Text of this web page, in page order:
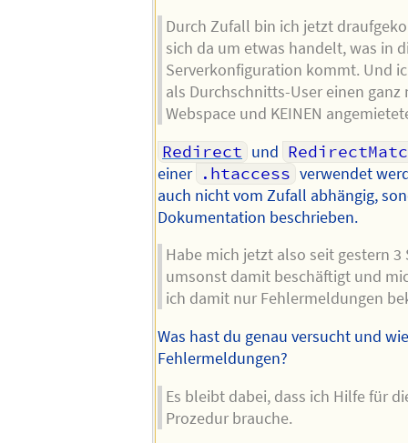
Durch Zufall bin ich jetzt
sich da um etwas handelt, was in
Serverkonfiguration kommt. Und
als Durchschnitts-User einen
Webspace und KEINEN
Redirect und
einer .htaccess verwendet
auch nicht vom Zufall abhängig,
Dokumentation beschrieben.
Habe mich jetzt also seit gestern
umsonst damit beschäftigt und
ich damit nur Fehlermeldungen
Was hast du genau versucht und
Fehlermeldungen?
Es bleibt dabei, dass ich Hilfe für
Prozedur brauche.